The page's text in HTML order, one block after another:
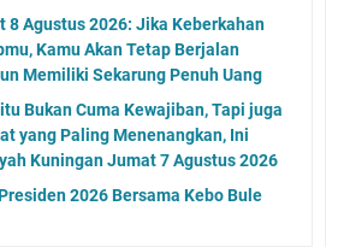
8 Agustus 2026: Jika Keberkahan
Kamu Akan Tetap Berjalan
Memiliki Sekarung Penuh Uang
Bukan Cuma Kewajiban, Tapi juga
yang Paling Menenangkan, Ini
Kuningan Jumat 7 Agustus 2026
2026 Bersama Kebo Bule